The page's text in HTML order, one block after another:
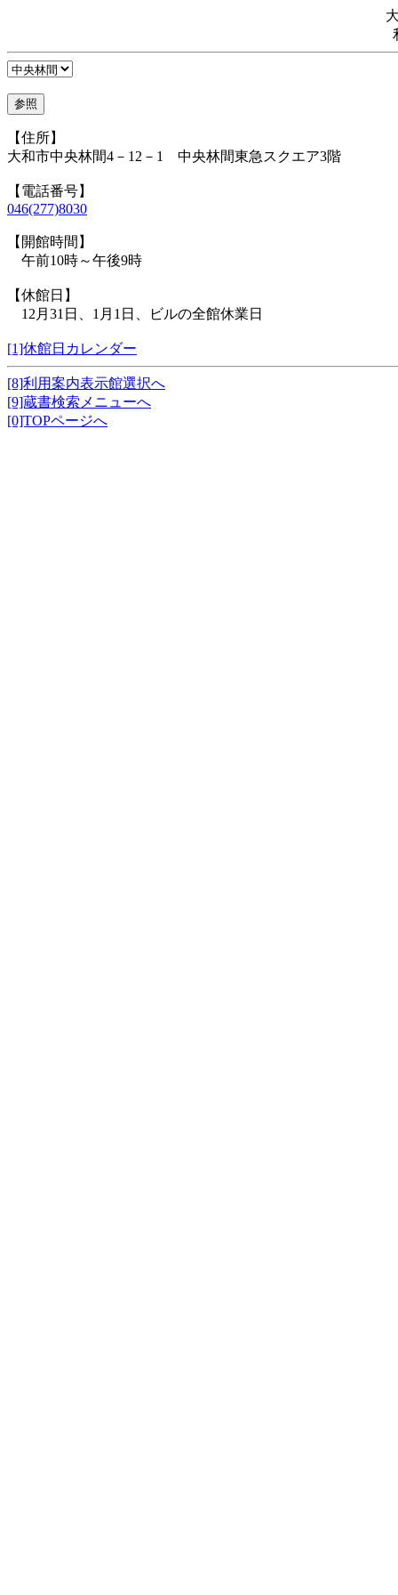
【住所】
大和市中央林間4－12－1 中央林間東急スクエア3階
【電話番号】
046(277)8030
【開館時間】
午前10時～午後9時
【休館日】
12月31日、1月1日、ビルの全館休業日
[1]休館日カレンダー
[8]利用案内表示館選択へ
[9]蔵書検索メニューへ
[0]TOPページへ